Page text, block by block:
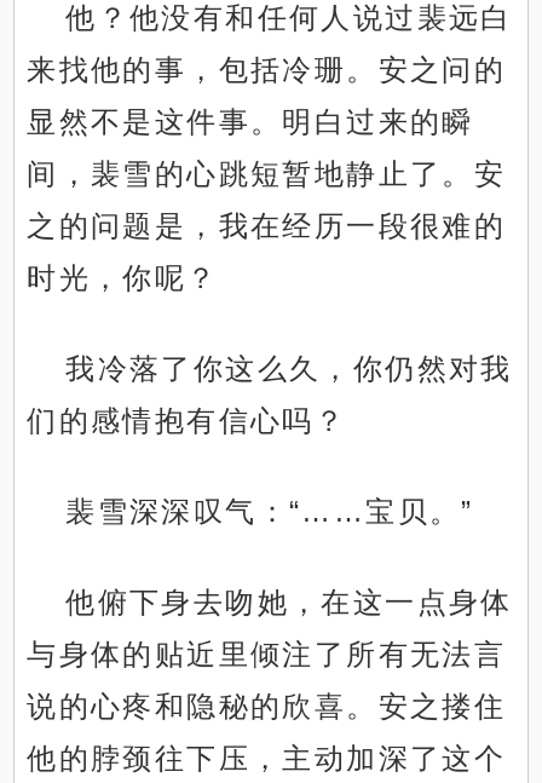
他？他没有和任何人说过裴远白
来找他的事，包括冷珊。安之问的
显然不是这件事。明白过来的瞬
间，裴雪的心跳短暂地静止了。安
之的问题是，我在经历一段很难的
时光，你呢？
我冷落了你这么久，你仍然对我
们的感情抱有信心吗？
裴雪深深叹气：“……宝贝。”
他俯下身去吻她，在这一点身体
与身体的贴近里倾注了所有无法言
说的心疼和隐秘的欣喜。安之搂住
他的脖颈往下压，主动加深了这个